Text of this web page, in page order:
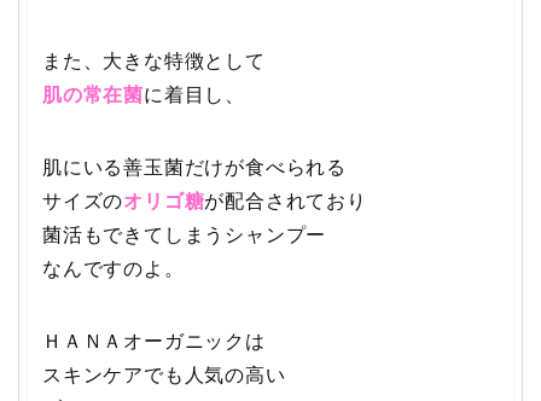
また、大きな特徴として
肌の常在菌に着目し、
肌にいる善玉菌だけが食べられる
サイズのオリゴ糖が配合されており
菌活もできてしまうシャンプー
なんですのよ。
ＨＡＮＡオーガニックは
スキンケアでも人気の高い